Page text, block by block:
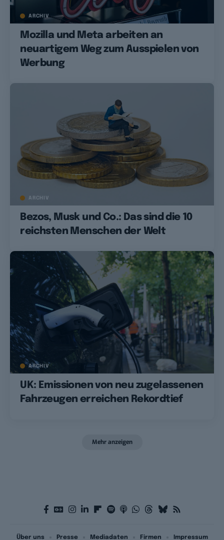
ARCHIV
Mozilla und Meta arbeiten an
neuartigem Weg zum Ausspielen von
Werbung
ARCHIV
Bezos, Musk und Co.: Das sind die 10
reichsten Menschen der Welt
ARCHIV
UK: Emissionen von neu zugelassenen
Fahrzeugen erreichen Rekordtief
Mehr anzeigen
Über uns Presse Mediadaten Firmen Impressum